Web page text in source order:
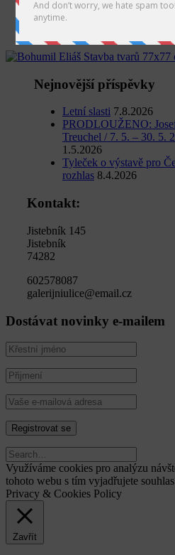
Projekty
IV. sympozium výtvarníků v
Nejnovější příspěvky
Letní slasti 7.8.2026
PRODLOUŽENO:
Treuchel / 7. 5. – 30. 5.
1.5.2026
Tyleček o výstavě pro
rozhlas 8.4.2026
Kontakt:
Jistebník 145
Jistebník
74282
602578087
galerijniulice@email.cz
Dostávat novinky e-mailem
Využíváme cookies pro analýzu
tohoto webu s tím vyjadřujete
Privacy & Cookies Policy
Zavřít